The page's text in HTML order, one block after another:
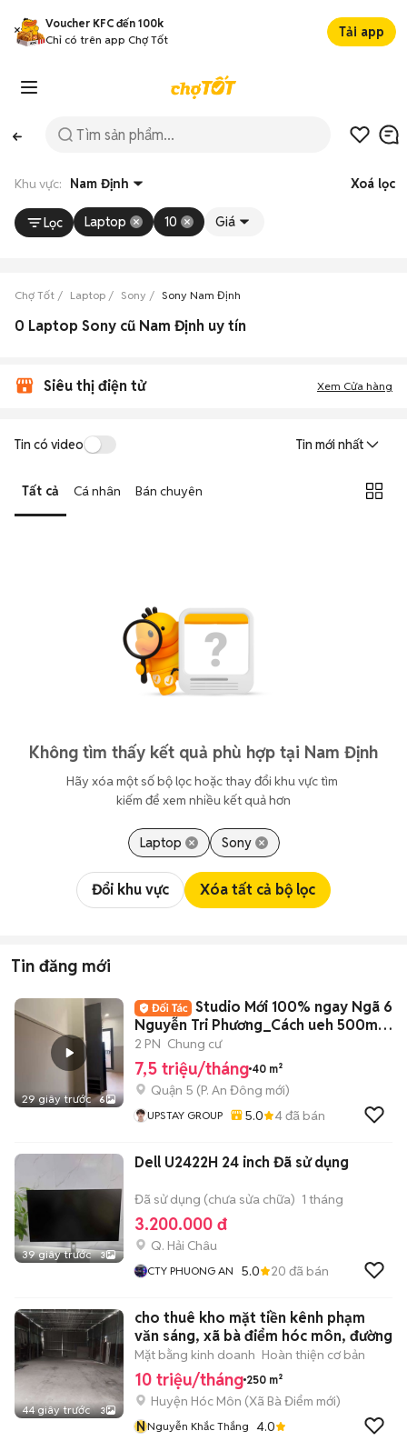
Voucher KFC đến 100k
Chỉ có trên app Chợ Tốt
Tải app
Khu vực: Nam Định Xoá lọc
Lọc Laptop 10 Giá
Chợ Tốt Laptop Sony Sony Nam Định
0 Laptop Sony cũ Nam Định uy tín
Siêu thị điện tử Xem Cửa hàng
Tin có video Tin mới nhất
Tất cả Cá nhân Bán chuyên
Không tìm thấy kết quả phù hợp tại Nam Định
Hãy xóa một số bộ lọc hoặc thay đổi khu vực tìm
kiếm để xem nhiều kết quả hơn
Laptop Sony
Đổi khu vực Xóa tất cả bộ lọc
Tin đăng mới
29 giây trước 6
Studio Mới 100% ngay Ngã 6
Nguyễn Tri Phương_Cách ueh 500m Y
dược 1Km
2 PN Chung cư
7,5 triệu/tháng 40 m²
Quận 5 (P. An Đông mới)
UPSTAY GROUP 5.0 4đã bán
39 giây trước 3
Dell U2422H 24 inch Đã sử dụng
Đã sử dụng (chưa sửa chữa) 1 tháng
3.200.000 đ
Q. Hải Châu
CTY PHUONG AN 5.0 20 đã bán
44 giây trước 3
cho thuê kho mặt tiền kênh phạm
văn sáng, xã bà điểm hóc môn, đường
Mặt bằng kinh doanh Hoàn thiện cơ bản
10 triệu/tháng 250 m²
Huyện Hóc Môn (Xã Bà Điểm mới)
NNguyễn Khắc Thắng 4.0